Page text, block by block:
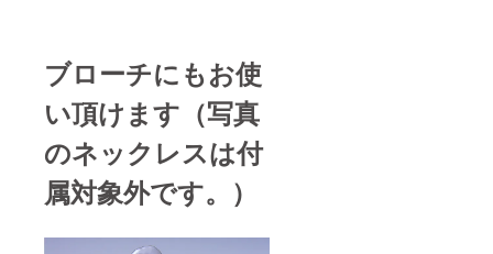
ブローチにもお使
い頂けます（写真
のネックレスは付
属対象外です。）